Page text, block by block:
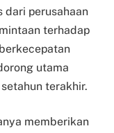
dari perusahaan
terhadap
utama
terakhir.
memberikan